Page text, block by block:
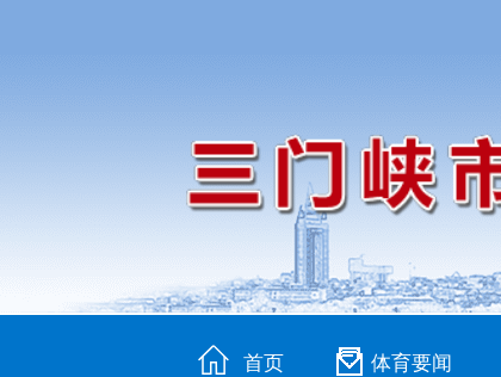
首页 体育要闻